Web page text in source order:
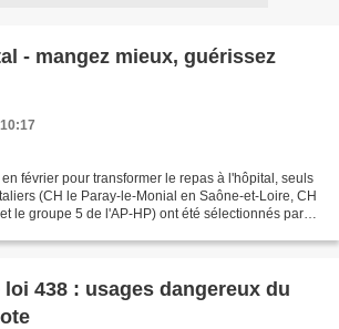
- mangez mieux, guérissez
en février pour transformer le repas à l'hôpital, seuls
(CH le Paray-le-Monial en Saône-et-Loire, CH
le groupe 5 de l'AP-HP) ont été sélectionnés par
438 : usages dangereux du